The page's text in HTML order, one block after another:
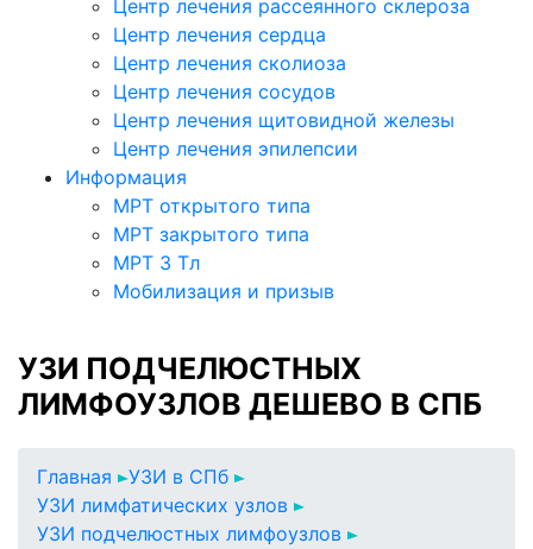
Центр лечения рассеянного склероза
Центр лечения сердца
Центр лечения сколиоза
Центр лечения сосудов
Центр лечения щитовидной железы
Центр лечения эпилепсии
Информация
МРТ открытого типа
МРТ закрытого типа
МРТ 3 Тл
Мобилизация и призыв
УЗИ ПОДЧЕЛЮСТНЫХ
ЛИМФОУЗЛОВ ДЕШЕВО В СПБ
Главная
УЗИ в СПб
УЗИ лимфатических узлов
УЗИ подчелюстных лимфоузлов